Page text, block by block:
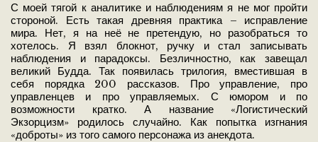
С моей тягой к аналитике и наблюдениям я не мог пройти
стороной. Есть такая древняя практика – исправление
мира. Нет, я на неё не претендую, но разобраться то
хотелось. Я взял блокнот, ручку и стал записывать
наблюдения и парадоксы. Безличностно, как завещал
великий Будда. Так появилась трилогия, вместившая в
себя порядка 200 рассказов. Про управление, про
управленцев и про управляемых. С юмором и по
возможности кратко. А название «Логистический
Экзорцизм» родилось случайно. Как попытка изгнания
«доброты» из того самого персонажа из анекдота.